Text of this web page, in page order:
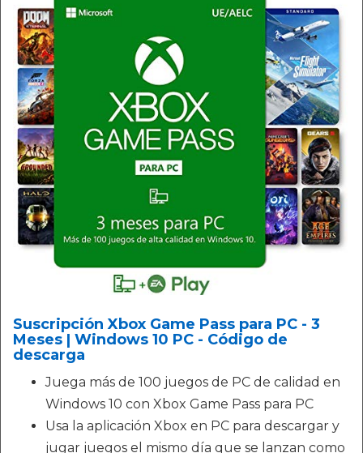
Suscripción Xbox Game Pass para PC - 3
Meses | Windows 10 PC - Código de
descarga
Juega más de 100 juegos de PC de calidad en
Windows 10 con Xbox Game Pass para PC
Usa la aplicación Xbox en PC para descargar y
jugar juegos el mismo día que se lanzan como